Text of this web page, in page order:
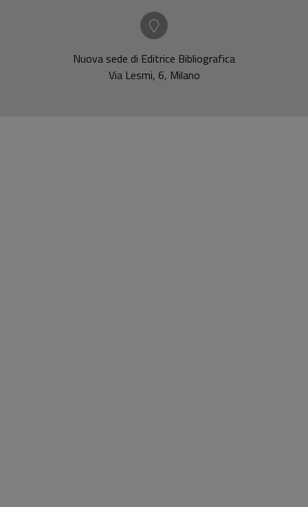
Nuova sede di Editrice Bibliografica
Via Lesmi, 6, Milano